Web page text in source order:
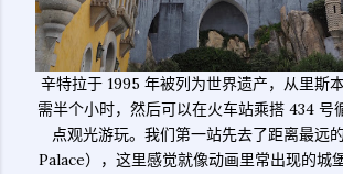
辛特拉于 1995 年被列为世界遗产，从里斯
需半个小时，然后可以在火车站乘搭 434 号
点观光游玩。我们第一站先去了距离最远
Palace），这里感觉就像动画里常出现的城